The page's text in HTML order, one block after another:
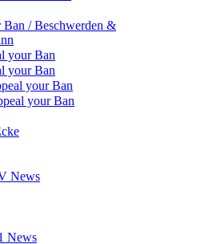
/ Beschwerden &
your Ban
your Ban
your Ban
your Ban
News
News